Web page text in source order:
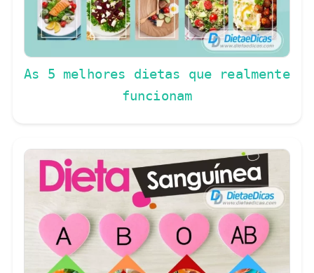
As 5 melhores dietas que realmente
funcionam